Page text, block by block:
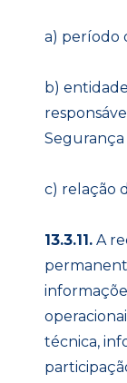
a) período
b)
Segurança
c) relação
13.3.11.A
técnica,